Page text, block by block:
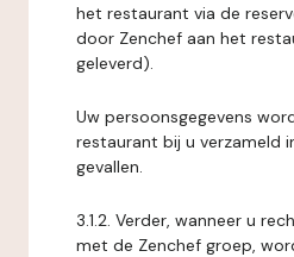
het restaurant via de
door Zenchef aan het
geleverd).
Uw persoonsgegevens
restaurant bij u verzameld
gevallen.
3.1.2. Verder, wanneer u
met de Zenchef groep,